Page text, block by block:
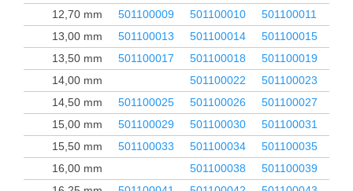
12,70 mm
501100009 501100010 501100011
13,00 mm
501100013 501100014 501100015
13,50 mm
501100017 501100018 501100019
14,00 mm
501100022 501100023
14,50 mm
501100025 501100026 501100027
15,00 mm
501100029 501100030 501100031
15,50 mm
501100033 501100034 501100035
16,00 mm
501100038 501100039